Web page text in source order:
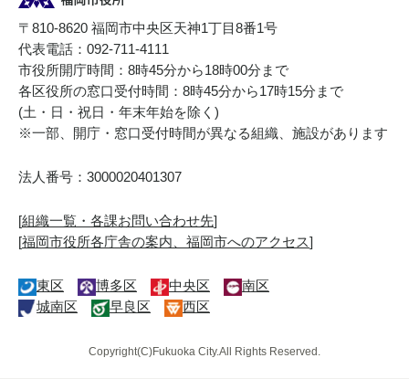
〒810-8620 福岡市中央区天神1丁目8番1号
代表電話：092-711-4111
市役所開庁時間：8時45分から18時00分まで
各区役所の窓口受付時間：8時45分から17時15分まで
(土・日・祝日・年末年始を除く)
※一部、開庁・窓口受付時間が異なる組織、施設があります
法人番号：3000020401307
[組織一覧・各課お問い合わせ先]
[福岡市役所各庁舎の案内、福岡市へのアクセス]
東区 博多区 中央区
南区
城南区
早良区 西区
Copyright(C)Fukuoka City.All Rights Reserved.